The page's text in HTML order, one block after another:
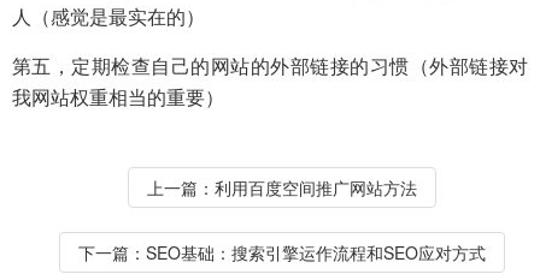
人（感觉是最实在的）
第五，定期检查自己的网站的外部链接的习惯（外部链接对
我网站权重相当的重要）
上一篇： 利用百度空间推广网站方法
下一篇： SEO基础：搜索引擎运作流程和SEO应对方式